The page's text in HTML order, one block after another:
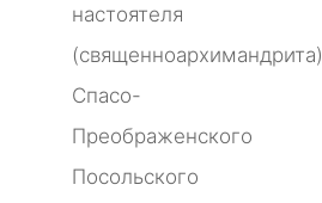
настоятеля
(священноархимандрита)
Спасо-
Преображенского
Посольского